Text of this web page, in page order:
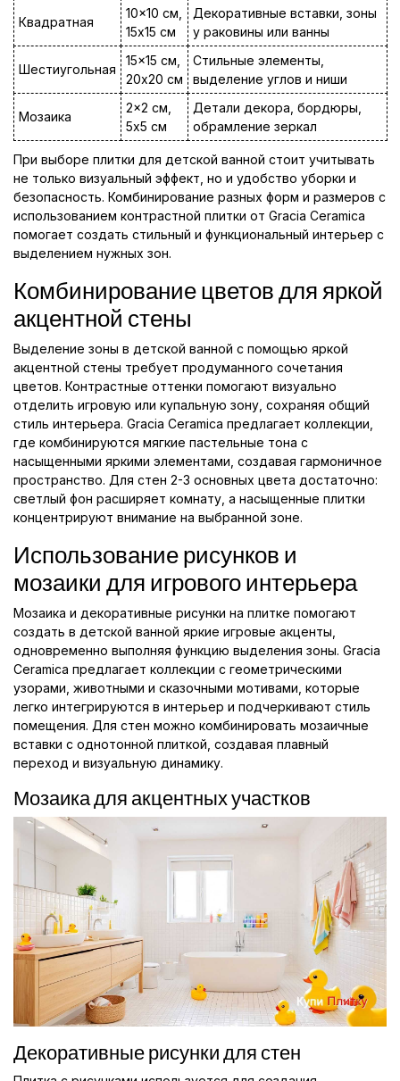
Квадратная
10x10 см,
15x15 см
Декоративные вставки, зоны
у раковины или ванны
Шестиугольная
15x15 см,
20x20 см
Стильные элементы,
выделение углов и ниши
Мозаика
2x2 см,
5x5 см
Детали декора, бордюры,
обрамление зеркал
При выборе плитки для детской ванной стоит учитывать
не только визуальный эффект, но и удобство уборки и
безопасность. Комбинирование разных форм и размеров с
использованием контрастной плитки от Gracia Ceramica
помогает создать стильный и функциональный интерьер с
выделением нужных зон.
Комбинирование цветов для яркой
акцентной стены
Выделение зоны в детской ванной с помощью яркой
акцентной стены требует продуманного сочетания
цветов. Контрастные оттенки помогают визуально
отделить игровую или купальную зону, сохраняя общий
стиль интерьера. Gracia Ceramica предлагает коллекции,
где комбинируются мягкие пастельные тона с
насыщенными яркими элементами, создавая гармоничное
пространство. Для стен 2-3 основных цвета достаточно:
светлый фон расширяет комнату, а насыщенные плитки
концентрируют внимание на выбранной зоне.
Использование рисунков и
мозаики для игрового интерьера
Мозаика и декоративные рисунки на плитке помогают
создать в детской ванной яркие игровые акценты,
одновременно выполняя функцию выделения зоны. Gracia
Ceramica предлагает коллекции с геометрическими
узорами, животными и сказочными мотивами, которые
легко интегрируются в интерьер и подчеркивают стиль
помещения. Для стен можно комбинировать мозаичные
вставки с однотонной плиткой, создавая плавный
переход и визуальную динамику.
Мозаика для акцентных участков
Декоративные рисунки для стен